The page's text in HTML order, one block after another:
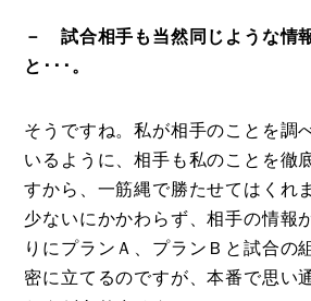
－ 試合相手も当然同じような情
と･･･。
そうですね。私が相手のことを調
いるように、相手も私のことを徹
すから、一筋縄で勝たせてはくれ
少ないにかかわらず、相手の情報
りにプランＡ、プランＢと試合の
密に立てるのですが、本番で思い